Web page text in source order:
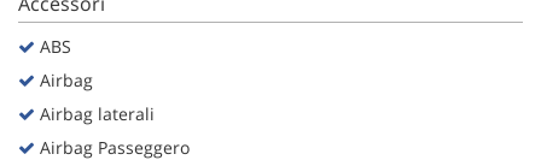
ABS
Airbag
Airbag laterali
Airbag Passeggero